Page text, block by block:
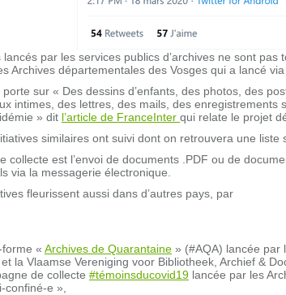
lancés par les services publics d’archives ne sont
Archives départementales des Vosges qui a lancé
porte sur « Des dessins d’enfants, des photos, des
intimes, des lettres, des mails, des
» dit l’article de FranceInter qui relate le projet
similaires ont suivi dont on retrouvera une liste
collecte est l’envoi de documents .PDF ou de
via la messagerie électronique.
fleurissent aussi dans d’autres pays, par
« Archives de Quarantaine » (#AQA) lancée par
la Vlaamse Vereniging voor Bibliotheek, Archief &
de collecte #témoinsducovid19 lancée par les
confiné-e »,